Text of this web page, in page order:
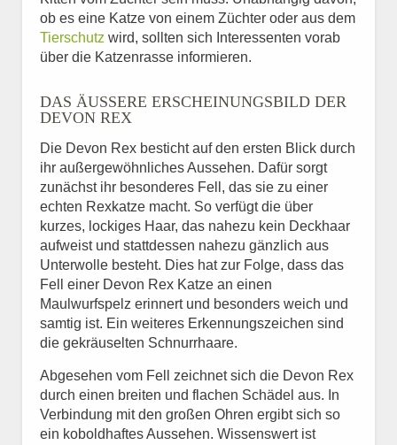
ob es eine Katze von einem Züchter oder aus dem
Tierschutz wird, sollten sich Interessenten vorab
über die Katzenrasse informieren.
DAS ÄUSSERE ERSCHEINUNGSBILD DER D
EVON REX
Die Devon Rex besticht auf den ersten Blick durch
ihr außergewöhnliches Aussehen. Dafür sorgt
zunächst ihr besonderes Fell, das sie zu einer
echten Rexkatze macht. So verfügt die über
kurzes, lockiges Haar, das nahezu kein Deckhaar
aufweist und stattdessen nahezu gänzlich aus
Unterwolle besteht. Dies hat zur Folge, dass das
Fell einer Devon Rex Katze an einen
Maulwurfspelz erinnert und besonders weich und
samtig ist. Ein weiteres Erkennungszeichen sind
die gekräuselten Schnurrhaare.
Abgesehen vom Fell zeichnet sich die Devon Rex
durch einen breiten und flachen Schädel aus. In
Verbindung mit den großen Ohren ergibt sich so
ein koboldhaftes Aussehen. Wissenswert ist